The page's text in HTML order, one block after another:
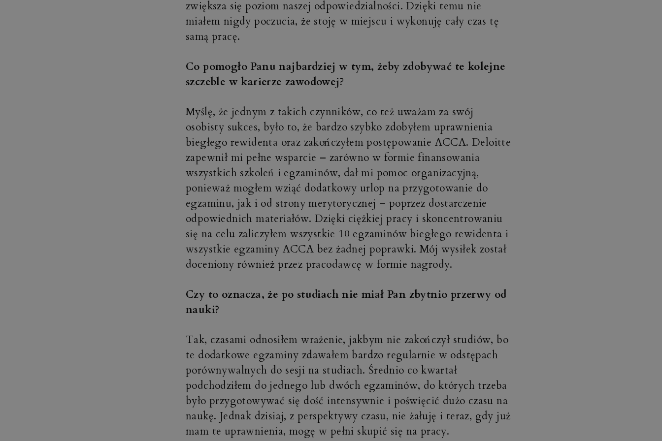
zwiększa się poziom naszej odpowiedzialności. Dzięki temu nie
miałem nigdy poczucia, że stoję w miejscu i wykonuję cały czas tę
samą pracę.
Co pomogło Panu najbardziej w tym, żeby zdobywać te kolejne
szczeble w karierze zawodowej?
Myślę, że jednym z takich czynników, co też uważam za swój
osobisty sukces, było to, że bardzo szybko zdobyłem uprawnienia
biegłego rewidenta oraz zakończyłem postępowanie ACCA. Deloitte
zapewnił mi pełne wsparcie – zarówno w formie finansowania
wszystkich szkoleń i egzaminów, dał mi pomoc organizacyjną,
ponieważ mogłem wziąć dodatkowy urlop na przygotowanie do
egzaminu, jak i od strony merytorycznej – poprzez dostarczenie
odpowiednich materiałów. Dzięki ciężkiej pracy i skoncentrowaniu
się na celu zaliczyłem wszystkie 10 egzaminów biegłego rewidenta i
wszystkie egzaminy ACCA bez żadnej poprawki. Mój wysiłek został
doceniony również przez pracodawcę w formie nagrody.
Czy to oznacza, że po studiach nie miał Pan zbytnio przerwy od
nauki?
Tak, czasami odnosiłem wrażenie, jakbym nie zakończył studiów, bo
te dodatkowe egzaminy zdawałem bardzo regularnie w odstępach
porównywalnych do sesji na studiach. Średnio co kwartał
podchodziłem do jednego lub dwóch egzaminów, do których trzeba
było przygotowywać się dość intensywnie i poświęcić dużo czasu na
naukę. Jednak dzisiaj, z perspektywy czasu, nie żałuję i teraz, gdy już
mam te uprawnienia, mogę w pełni skupić się na pracy.